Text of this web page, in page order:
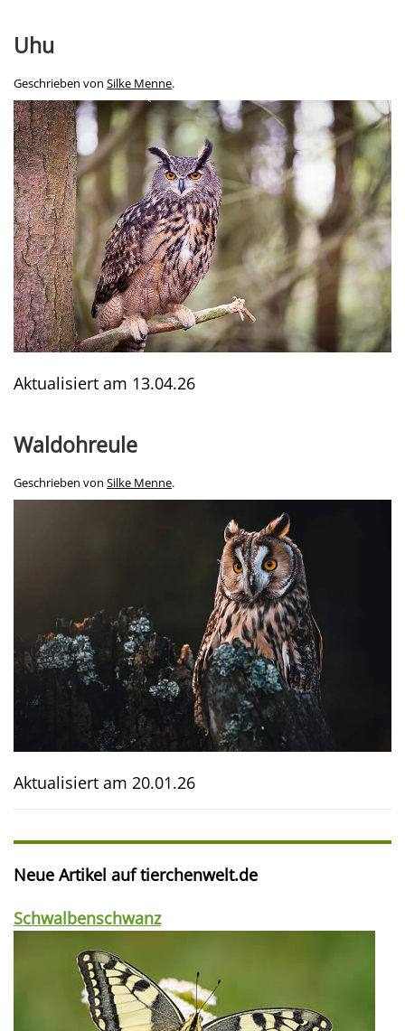
Uhu
Geschrieben von Silke Menne.
Aktualisiert am 13.04.26
Waldohreule
Geschrieben von Silke Menne.
Aktualisiert am 20.01.26
Neue Artikel auf tierchenwelt.de
Schwalbenschwanz